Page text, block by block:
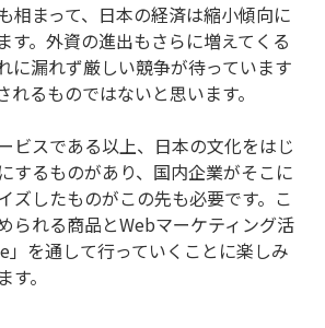
相まって、日本の経済は縮小傾向に
す。外資の進出もさらに増えてくる
に漏れず厳しい競争が待っています
れるものではないと思います。
ビスである以上、日本の文化をはじ
するものがあり、国内企業がそこに
ズしたものがこの先も必要です。こ
られる商品とWebマーケティング活
を通して行っていくことに楽しみ
。